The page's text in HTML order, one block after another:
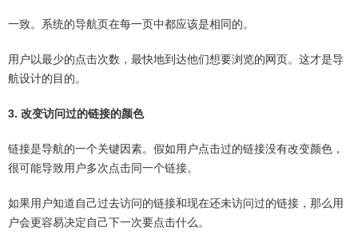
一致。系统的导航页在每一页中都应该是相同的。
用户以最少的点击次数，最快地到达他们想要浏览的网页。这才是导
航设计的目的。
3. 改变访问过的链接的颜色
链接是导航的一个关键因素。假如用户点击过的链接没有改变颜色，
很可能导致用户多次点击同一个链接。
如果用户知道自己过去访问的链接和现在还未访问过的链接，那么用
户会更容易决定自己下一次要点击什么。